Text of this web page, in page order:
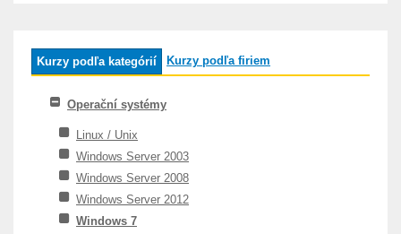
Kurzy podľa kategórií Kurzy podľa firiem
Operační systémy
Linux / Unix
Windows Server 2003
Windows Server 2008
Windows Server 2012
Windows 7